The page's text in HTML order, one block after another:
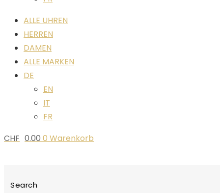
ALLE UHREN
HERREN
DAMEN
ALLE MARKEN
DE
EN
IT
FR
CHF 0.00 0 Warenkorb
Search